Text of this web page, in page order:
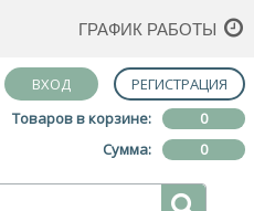
ГРАФИК РАБОТЫ
ВХОД
РЕГИСТРАЦИЯ
Товаров в корзине:
0
Сумма:
0